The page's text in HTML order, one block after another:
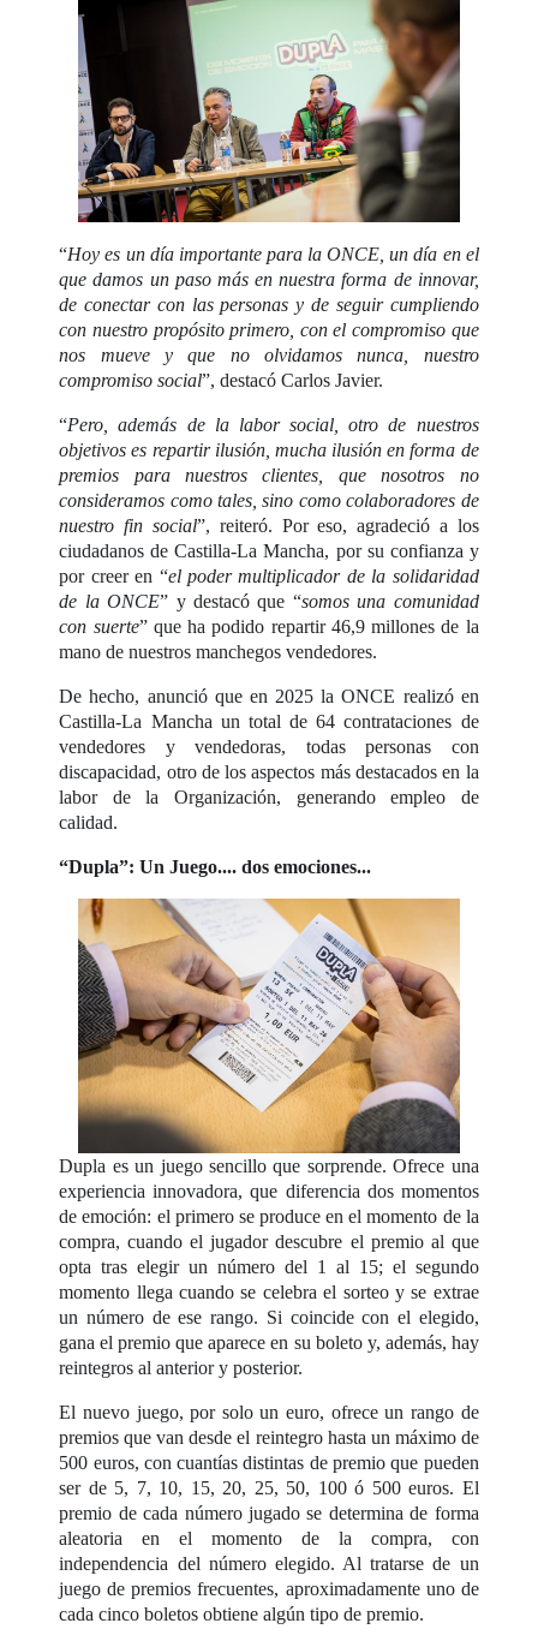
“Hoy es un día importante para la ONCE, un día en el
que damos un paso más en nuestra forma de innovar,
de conectar con las personas y de seguir cumpliendo
con nuestro propósito primero, con el compromiso que
nos mueve y que no olvidamos nunca, nuestro
compromiso social”, destacó Carlos Javier.
“Pero, además de la labor social, otro de nuestros
objetivos es repartir ilusión, mucha ilusión en forma de
premios para nuestros clientes, que nosotros no
consideramos como tales, sino como colaboradores de
nuestro fin social”, reiteró. Por eso, agradeció a los
ciudadanos de Castilla-La Mancha, por su confianza y
por creer en “el poder multiplicador de la solidaridad
de la ONCE” y destacó que “somos una comunidad
con suerte” que ha podido repartir 46,9 millones de la
mano de nuestros manchegos vendedores.
De hecho, anunció que en 2025 la ONCE realizó en
Castilla-La Mancha un total de 64 contrataciones de
vendedores y vendedoras, todas personas con
discapacidad, otro de los aspectos más destacados en la
labor de la Organización, generando empleo de
calidad.
“Dupla”: Un Juego.... dos emociones...
Dupla es un juego sencillo que sorprende. Ofrece una
experiencia innovadora, que diferencia dos momentos
de emoción: el primero se produce en el momento de la
compra, cuando el jugador descubre el premio al que
opta tras elegir un número del 1 al 15; el segundo
momento llega cuando se celebra el sorteo y se extrae
un número de ese rango. Si coincide con el elegido,
gana el premio que aparece en su boleto y, además, hay
reintegros al anterior y posterior.
El nuevo juego, por solo un euro, ofrece un rango de
premios que van desde el reintegro hasta un máximo de
500 euros, con cuantías distintas de premio que pueden
ser de 5, 7, 10, 15, 20, 25, 50, 100 ó 500 euros. El
premio de cada número jugado se determina de forma
aleatoria en el momento de la compra, con
independencia del número elegido. Al tratarse de un
juego de premios frecuentes, aproximadamente uno de
cada cinco boletos obtiene algún tipo de premio.